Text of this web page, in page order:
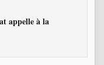
appelle à la